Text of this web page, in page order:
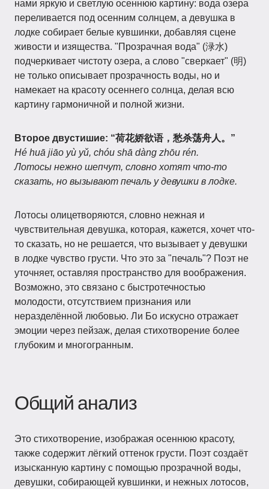
нами яркую и светлую осеннюю картину: вода озера
переливается под осенним солнцем, а девушка в
лодке собирает белые кувшинки, добавляя сцене
живости и изящества. "Прозрачная вода" (渌水)
подчеркивает чистоту озера, а слово "сверкает" (明)
не только описывает прозрачность воды, но и
намекает на красоту осеннего солнца, делая всю
картину гармоничной и полной жизни.
Второе двустишие: “荷花娇欲语，愁杀荡舟人。”
Hé huā jiāo yù yǔ, chóu shā dàng zhōu rén.
Лотосы нежно шепчут, словно хотят что-то
сказать, но вызывают печаль у девушки в лодке.
Лотосы олицетворяются, словно нежная и
чувствительная девушка, которая, кажется, хочет что-
то сказать, но не решается, что вызывает у девушки
в лодке чувство грусти. Что это за "печаль"? Поэт не
уточняет, оставляя пространство для воображения.
Возможно, это связано с быстротечностью
молодости, отсутствием признания или
неразделённой любовью. Ли Бо искусно отражает
эмоции через пейзаж, делая стихотворение более
глубоким и многогранным.
Общий анализ
Это стихотворение, изображая осеннюю красоту,
также содержит лёгкий оттенок грусти. Поэт создаёт
изысканную картину с помощью прозрачной воды,
девушки, собирающей кувшинки, и нежных лотосов,